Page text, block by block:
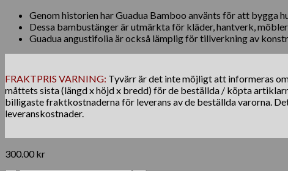
Genom historien har Guadua Bamboo använts för att bygga
Dessa bambustänger är utmärkta för kläder, hantverk,
Guadua angustifolia är också lämplig för tillverkning av
FRAKTPRIS VARNING: Tyvärr är det inte möjligt att informeras
måttets sista (längd x höjd x bredd) för de beställda / köpta
billigaste fraktkostnaderna för leverans av de beställda varorna.
leveranskostnader.
300.00 kr